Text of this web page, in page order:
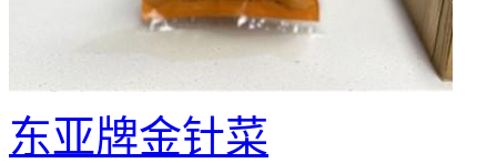
东亚牌金针菜